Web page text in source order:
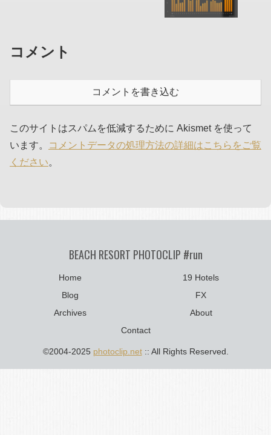
コメント
コメントを書き込む
このサイトはスパムを低減するために Akismet を使って
います。
コメントデータの処理方法の詳細はこちらをご覧
ください。
BEACH RESORT PHOTOCLIP #run
Home
19 Hotels
Blog
FX
Archives
About
Contact
©2004-2025 photoclip.net:: All Rights Reserved.